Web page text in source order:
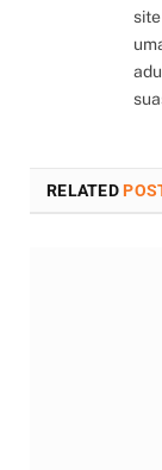
RELATED